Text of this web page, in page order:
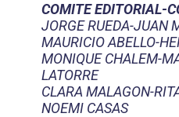
COMITE EDITORIAL-
JORGE RUEDA-JUAN
MAURICIO ABELLO-
MONIQUE CHALEM-
LATORRE
CLARA MALAGON-
NOEMI CASAS